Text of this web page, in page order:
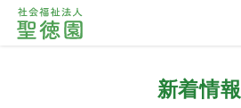
新着情報